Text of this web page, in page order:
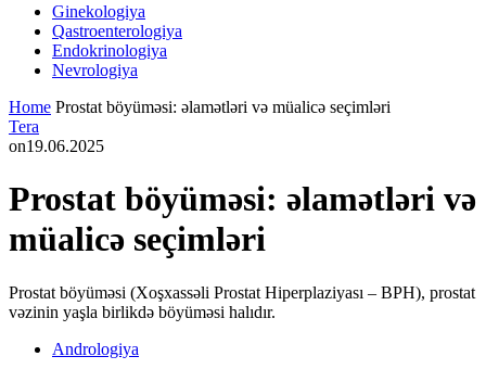
Ginekologiya
Qastroenterologiya
Endokrinologiya
Nevrologiya
Home Prostat böyüməsi: əlamətləri və müalicə seçimləri
Tera
on19.06.2025
Prostat böyüməsi: əlamətləri və
müalicə seçimləri
Prostat böyüməsi (Xoşxassəli Prostat Hiperplaziyası – BPH), prostat
vəzinin yaşla birlikdə böyüməsi halıdır.
Andrologiya